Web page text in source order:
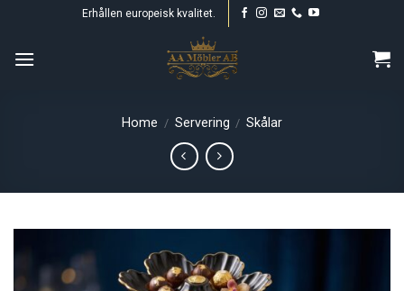
content
Erhållen europeisk kvalitet.
Home / Servering / Skålar